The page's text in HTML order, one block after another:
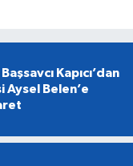
Kapıcı’dan
Aysel Belen’e